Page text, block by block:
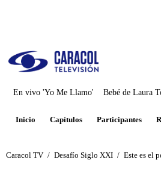
En vivo 'Yo Me Llamo' Bebé de Laura
Inicio Capítulos Participantes
Caracol TV / Desafío Siglo XXI / Este es el